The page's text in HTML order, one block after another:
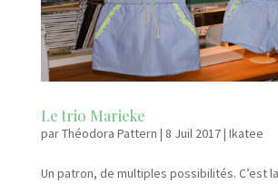
Le trio Marieke
parThéodora Pattern | 8 Juil 2017| Ikatee
Un patron, de multiples possibilités. C’est